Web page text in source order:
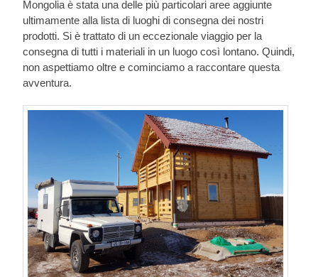
Mongolia è stata una delle più particolari aree aggiunte
ultimamente alla lista di luoghi di consegna dei nostri
prodotti. Si è trattato di un eccezionale viaggio per la
consegna di tutti i materiali in un luogo così lontano. Quindi,
non aspettiamo oltre e cominciamo a raccontare questa
avventura.